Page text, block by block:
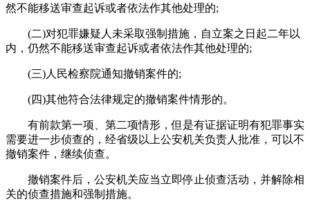
然不能移送审查起诉或者依法作其他处理的;
(二)对犯罪嫌疑人未采取强制措施，自立案之日起二年以
内，仍然不能移送审查起诉或者依法作其他处理的;
(三)人民检察院通知撤销案件的;
(四)其他符合法律规定的撤销案件情形的。
有前款第一项、第二项情形，但是有证据证明有犯罪事实
需要进一步侦查的，经省级以上公安机关负责人批准，可以不
撤销案件，继续侦查。
撤销案件后，公安机关应当立即停止侦查活动，并解除相
关的侦查措施和强制措施。